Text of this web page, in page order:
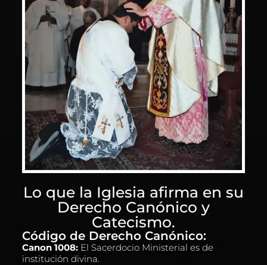
Lo que la Iglesia afirma en su
Derecho Canónico y
Catecismo.
Código de Derecho Canónico:
Canon 1008:El Sacerdocio Ministerial es de
institución divina.